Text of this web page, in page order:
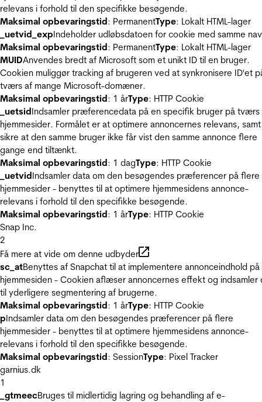
relevans i forhold til den specifikke besøgende.
Maksimal opbevaringstid: PermanentType: Lokalt HTML-lager
_uetvid_expIndeholder udløbsdatoen for cookie med samme
Maksimal opbevaringstid: PermanentType: Lokalt HTML-lager
MUIDAnvendes bredt af Microsoft som et unikt ID til en bruger.
Cookien muliggør tracking af brugeren ved at synkronisere ID'et
tværs af mange Microsoft-domæner.
Maksimal opbevaringstid: 1 årType: HTTP Cookie
_uetsidIndsamler præferencedata på en specifik bruger på tværs
hjemmesider. Formålet er at optimere annoncernes relevans, samt
sikre at den samme bruger ikke får vist den samme annonce flere
gange end tiltænkt.
Maksimal opbevaringstid: 1 dagType: HTTP Cookie
_uetvidIndsamler data om den besøgendes præferencer på flere
hjemmesider - benyttes til at optimere hjemmesidens annonce-
relevans i forhold til den specifikke besøgende.
Maksimal opbevaringstid: 1 årType: HTTP Cookie
Snap Inc.
2
Få mere at vide om denne udbyder
sc_atBenyttes af Snapchat til at implementere annonceindhold på
hjemmesiden - Cookien aflæser annoncernes effekt og indsamler
til yderligere segmentering af brugerne.
Maksimal opbevaringstid: 1 årType: HTTP Cookie
pIndsamler data om den besøgendes præferencer på flere
hjemmesider - benyttes til at optimere hjemmesidens annonce-
relevans i forhold til den specifikke besøgende.
Maksimal opbevaringstid: SessionType: Pixel Tracker
garnius.dk
1
_gtmeecBruges til midlertidig lagring og behandling af e-